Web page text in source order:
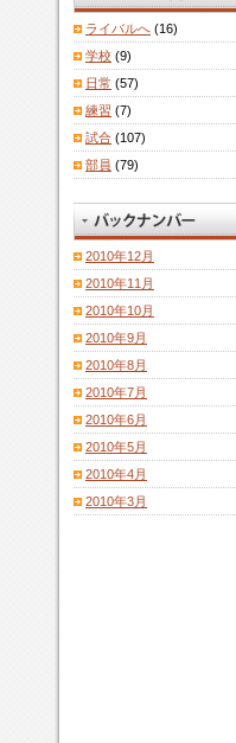
ライバルへ (16)
学校 (9)
日常 (57)
練習 (7)
試合 (107)
部員 (79)
2010年12月
2010年11月
2010年10月
2010年9月
2010年8月
2010年7月
2010年6月
2010年5月
2010年4月
2010年3月